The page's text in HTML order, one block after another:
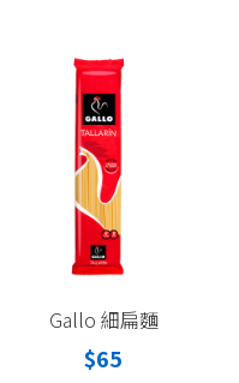
Gallo 細扁麵
$65